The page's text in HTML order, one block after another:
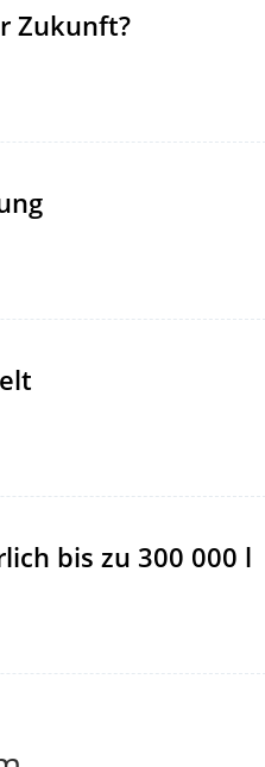
Zukunft?
bis zu 300 000 l